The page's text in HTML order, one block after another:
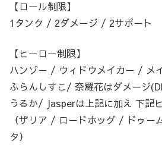
【ロール制限】
1タンク / 2ダメージ / 2サポート
【ヒーロー制限】
ハンゾー / ウィドウメイカー / メ
ふらんしすこ/ 奈羅花はダメージ
うるか/ Jasperは上記に加え 下記
（ザリア / ロードホッグ / ドゥー
タ）